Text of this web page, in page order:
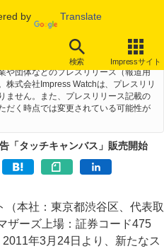
by Translate
検索 Impressサイト
や団体などのプレスリリース（報道用
式会社Impress Watchは、プレスリリ
ません。また、プレスリリース記載の
だく時点では変更されている可能性が
「タッチキャンバス」販売開始
本社：東京都渋谷区、代表取
ザーズ上場：証券コード475
年3月24日より、新たなス